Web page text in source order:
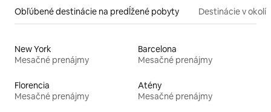
Obľúbené destinácie na predĺžené pobyty Destinácie v okolí
New York
Mesačné prenájmy
Barcelona
Mesačné prenájmy
Florencia
Mesačné prenájmy
Atény
Mesačné prenájmy